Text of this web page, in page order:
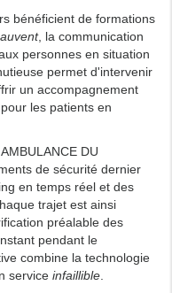
bénéficient de formations
, la communication
personnes en situation
permet d'intervenir
un accompagnement
les patients en
DU
de sécurité dernier
en temps réel et des
trajet est ainsi
préalable des
pendant le
combine la technologie
service infaillible